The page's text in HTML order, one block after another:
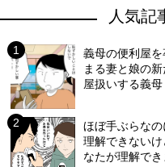
人気記
義母の便利屋
まる妻と娘の
屋扱いする義母
ほぼ手ぶらな
理解できない
なたが理解でき